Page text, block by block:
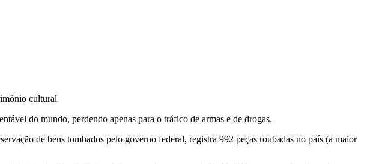
cultural
do mundo, perdendo apenas para o tráfico de armas e de drogas.
de bens tombados pelo governo federal, registra 992 peças roubadas no país (a maior